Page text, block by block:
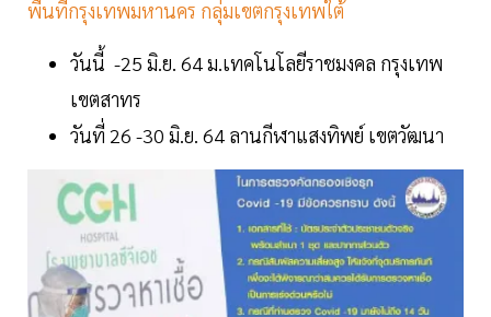
พื้นที่กรุงเทพมหานคร กลุ่มเขตกรุงเทพใต้
วันนี้ -25 มิ.ย. 64 ม.เทคโนโลยีราชมงคล กรุงเทพ
เขตสาทร
วันที่ 26 -30 มิ.ย. 64 ลานกีฬาแสงทิพย์ เขตวัฒนา